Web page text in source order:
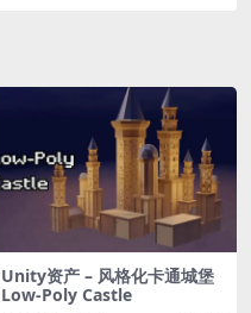
Unity资产 – 风格化卡通城堡
Low-Poly Castle